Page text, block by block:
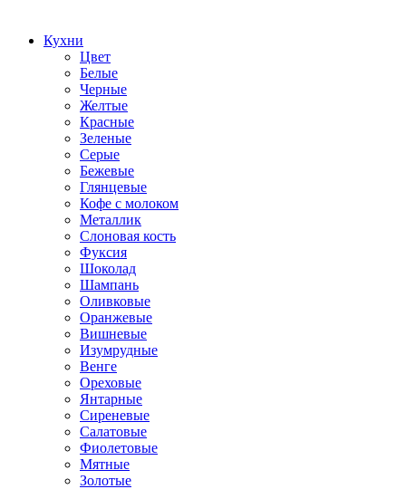
Кухни
Цвет
Белые
Черные
Желтые
Красные
Зеленые
Серые
Бежевые
Глянцевые
Кофе с молоком
Металлик
Слоновая кость
Фуксия
Шоколад
Шампань
Оливковые
Оранжевые
Вишневые
Изумрудные
Венге
Ореховые
Янтарные
Сиреневые
Салатовые
Фиолетовые
Мятные
Золотые